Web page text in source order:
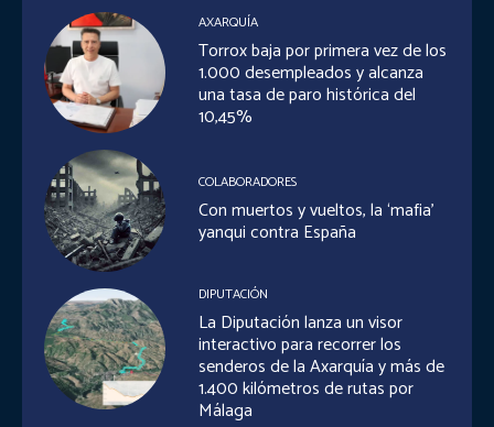
AXARQUÍA
Torrox baja por primera vez de los
1.000 desempleados y alcanza
una tasa de paro histórica del
10,45%
COLABORADORES
Con muertos y vueltos, la ‘mafia’
yanqui contra España
DIPUTACIÓN
La Diputación lanza un visor
interactivo para recorrer los
senderos de la Axarquía y más de
1.400 kilómetros de rutas por
Málaga